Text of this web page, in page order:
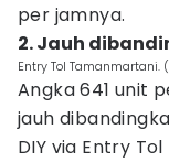
per jamnya.
2. Jauh
Entry Tol Tamanmartani.
Angka 641 unit
jauh
DIY via Entry